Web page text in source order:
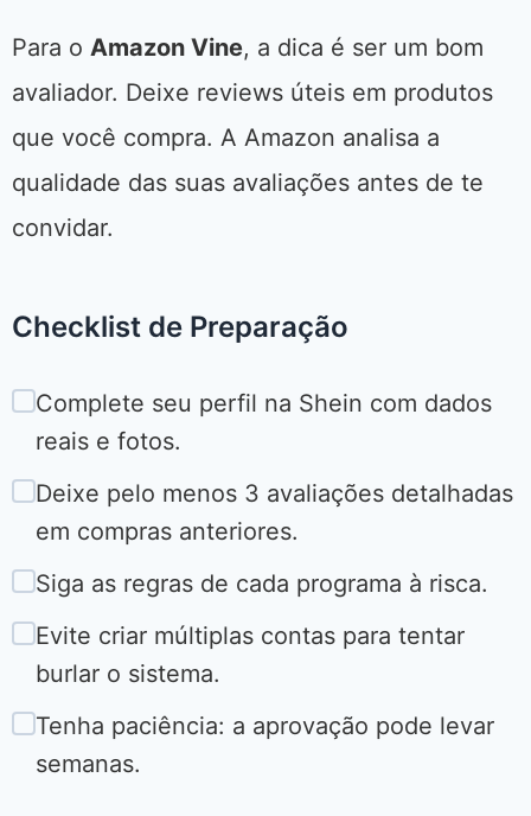
Para o Amazon Vine, a dica é ser um bom
avaliador. Deixe reviews úteis em produtos
que você compra. A Amazon analisa a
qualidade das suas avaliações antes de te
convidar.
Checklist de Preparação
Complete seu perfil na Shein com dados
reais e fotos.
Deixe pelo menos 3 avaliações detalhadas
em compras anteriores.
Siga as regras de cada programa à risca.
Evite criar múltiplas contas para tentar
burlar o sistema.
Tenha paciência: a aprovação pode levar
semanas.